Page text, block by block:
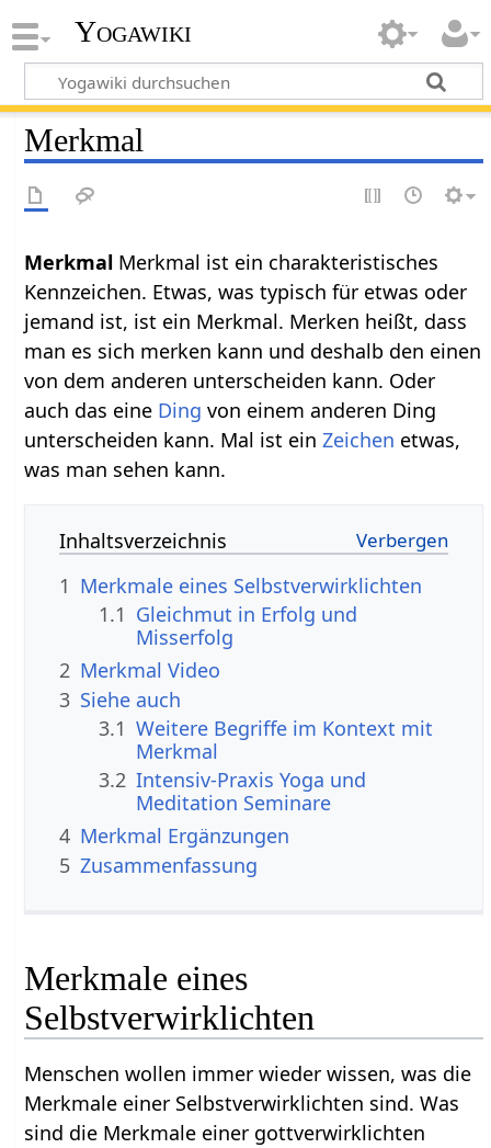
Yogawiki
Merkmal
Merkmal ist ein charakteristisches
Kennzeichen. Etwas, was typisch für etwas oder
jemand ist, ist ein Merkmal. Merken heißt, dass
man es sich merken kann und deshalb den einen
von dem anderen unterscheiden kann. Oder
auch das eine Ding von einem anderen Ding
unterscheiden kann. Mal ist einZeichen etwas,
was man sehen kann.
Inhaltsverzeichnis
1 Merkmale eines Selbstverwirklichten
1.1 Gleichmut in Erfolg und
Misserfolg
2
Merkmal‏‎ Video
3 Siehe auch
3.1 Weitere Begriffe im Kontext mit
3.2 Intensiv-Praxis Yoga und
Meditation Seminare
4
Merkmal‏‎ Ergänzungen
5 Zusammenfassung
Merkmale eines
Selbstverwirklichten
Menschen wollen immer wieder wissen, was die
Merkmale einer Selbstverwirklichten sind. Was
sind die Merkmale einer gottverwirklichten